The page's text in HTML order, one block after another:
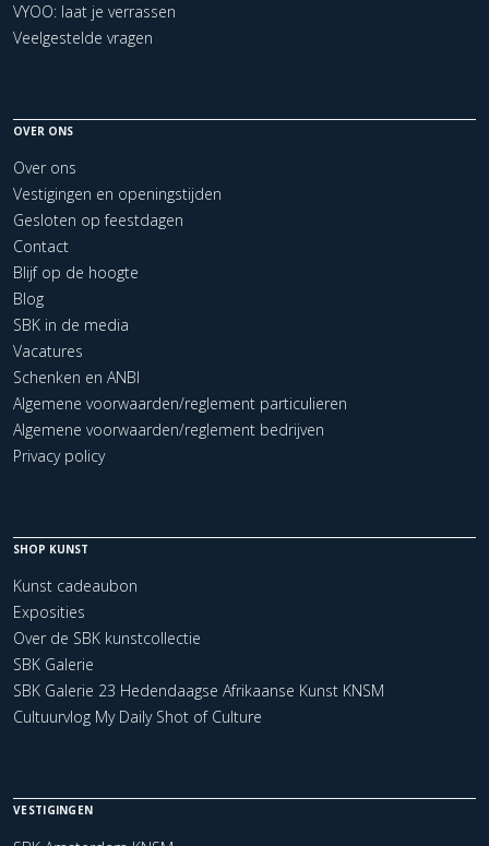
VYOO: laat je verrassen
Veelgestelde vragen
OVER ONS
Over ons
Vestigingen en openingstijden
Gesloten op feestdagen
Contact
Blijf op de hoogte
Blog
SBK in de media
Vacatures
Schenken en ANBI
Algemene voorwaarden/reglement particulieren
Algemene voorwaarden/reglement bedrijven
Privacy policy
SHOP KUNST
Kunst cadeaubon
Exposities
Over de SBK kunstcollectie
SBK Galerie
SBK Galerie 23 Hedendaagse Afrikaanse Kunst KNSM
Cultuurvlog My Daily Shot of Culture
VESTIGINGEN